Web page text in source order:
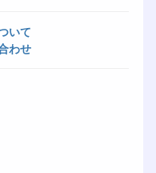
いて
わせ